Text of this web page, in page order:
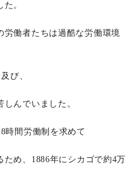
。
労働者たちは過酷な労働環境
び、
んでいました。
時間労働制を求めて
め、1886年にシカゴで約4万